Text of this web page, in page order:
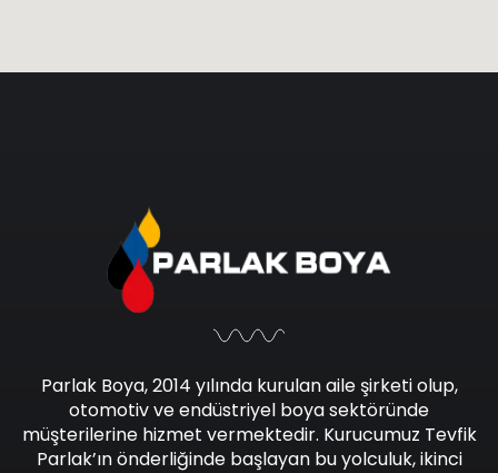
Parlak Boya, 2014 yılında kurulan aile şirketi olup,
otomotiv ve endüstriyel boya sektöründe
müşterilerine hizmet vermektedir. Kurucumuz Tevfik
Parlak’ın önderliğinde başlayan bu yolculuk, ikinci